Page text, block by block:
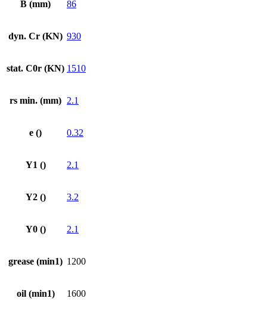
B (mm) 86
dyn. Cr (KN) 930
stat. C0r (KN) 1510
rs min. (mm) 2.1
e () 0.32
Y1 () 2.1
Y2 () 3.2
Y0 () 2.1
grease (min1) 1200
oil (min1) 1600